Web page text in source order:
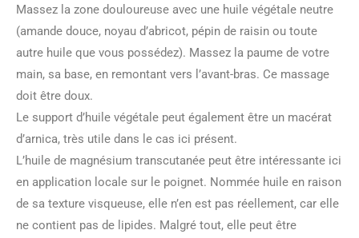
Massez la zone douloureuse avec une huile végétale neutre
(amande douce, noyau d’abricot, pépin de raisin ou toute
autre huile que vous possédez). Massez la paume de votre
main, sa base, en remontant vers l’avant-bras. Ce massage
doit être doux.
Le support d’huile végétale peut également être un macérat
d’arnica, très utile dans le cas ici présent.
L’huile de magnésium transcutanée peut être intéressante ici
en application locale sur le poignet. Nommée huile en raison
de sa texture visqueuse, elle n’en est pas réellement, car elle
ne contient pas de lipides. Malgré tout, elle peut être